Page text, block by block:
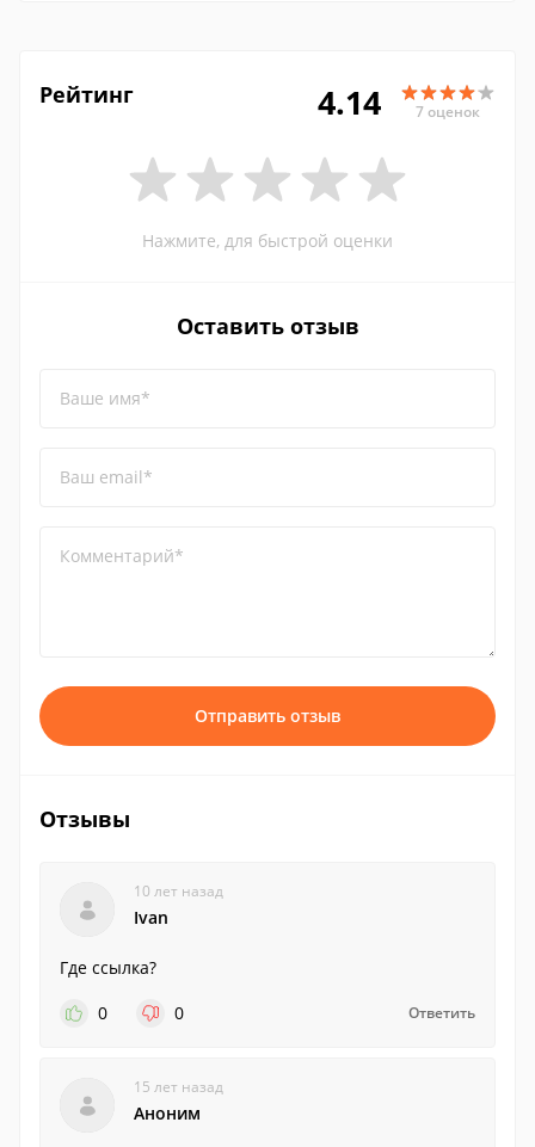
Рейтинг 4.14 7 оценок
Нажмите, для быстрой оценки
Оставить отзыв
Ваше имя*
Ваш email*
Комментарий*
Отправить отзыв
Отзывы
10 лет назад
Ivan
Где ссылка?
0
0 Ответить
15 лет назад
Аноним